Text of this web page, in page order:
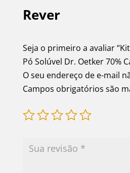
Rever
Seja o primeiro a avaliar
Pó Solúvel Dr. Oetker 70%
O seu endereço de e-mail
Campos obrigatórios são